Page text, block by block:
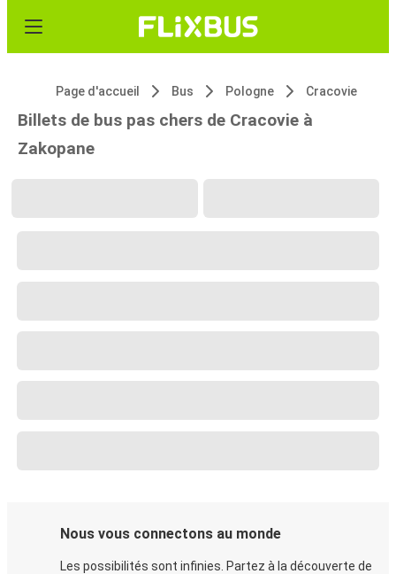
Page d'accueil Bus Pologne Cracovie
Billets de bus pas chers de Cracovie à
Zakopane
Nous vous connectons au monde
Les possibilités sont infinies. Partez à la découverte de